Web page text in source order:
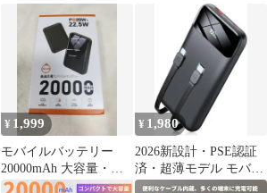
20000mAh
¥ 1,999
モバイルバッテリー
20000mAh 大容量・急
速充電
¥ 1,980
2026新設計・PSE認証
済・超薄モデル モバイ
ルバッテリー